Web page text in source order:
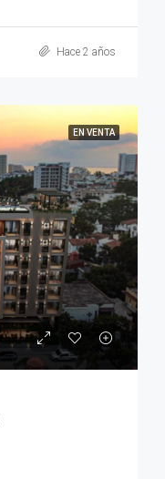
Hace 2 años
EN VENTA